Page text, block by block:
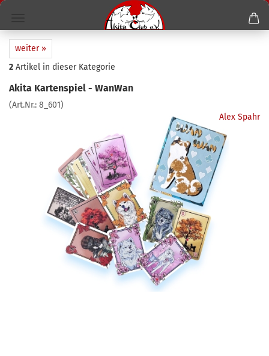
weiter »
2 Artikel in dieser Kategorie
Akita Kartenspiel - WanWan
(Art.Nr.: 8_601)
Alex Spahr